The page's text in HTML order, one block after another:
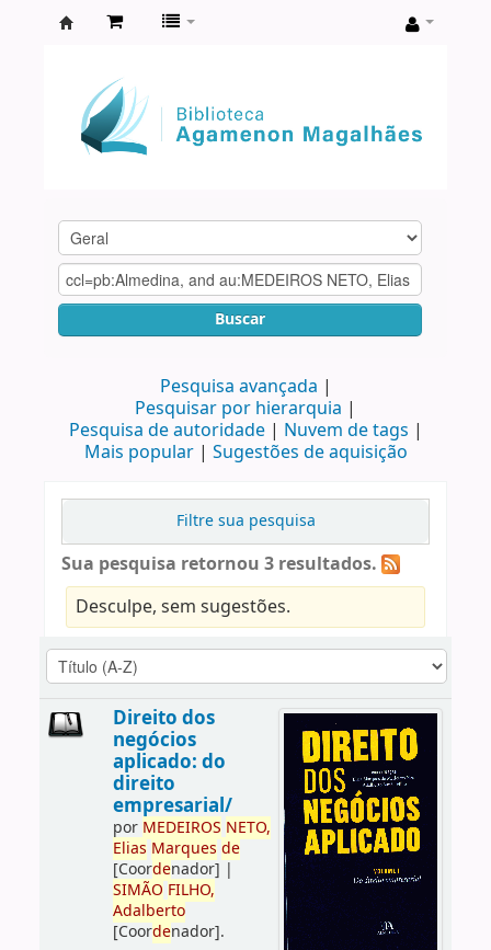
Agamenon
Magalhães
Buscar
Pesquisa avançada
Pesquisar por hierarquia
Pesquisa de autoridade
Nuvem de tags
Mais popular
Sugestões de aquisição
Filtre sua pesquisa
Sua pesquisa retornou 3 resultados.
Desculpe, sem sugestões.
Direito dos
negócios
aplicado: do
direito
empresarial/
por MEDEIROS NETO,
Elias Marques de
[Coordenador] |
SIMÃO FILHO,
Adalberto
[Coordenador].